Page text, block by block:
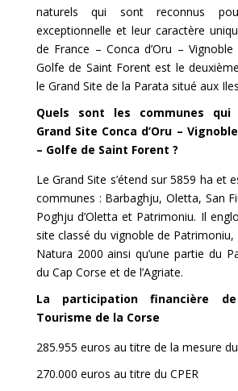
naturels qui sont reconnus
exceptionnelle et leur caractère
de France – Conca d’Oru –
Golfe de Saint Forent est le
le Grand Site de la Parata situé aux
Quels sont les communes qui
Grand Site Conca d’Oru –
– Golfe de Saint Forent ?
Le Grand Site s’étend sur 5859 ha et
communes : Barbaghju, Oletta, San
Poghju d’Oletta et Patrimoniu. Il
site classé du vignoble de Patrimoniu,
Natura 2000 ainsi qu’une partie du
du Cap Corse et de l’Agriate.
La participation financière
Tourisme de la Corse
285.955 euros au titre de la mesure
270.000 euros au titre du CPER